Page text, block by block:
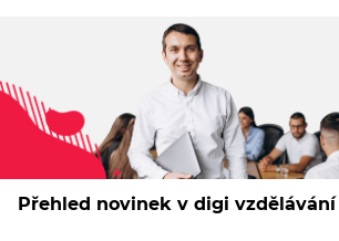
Přehled novinek v digi vzdělávání